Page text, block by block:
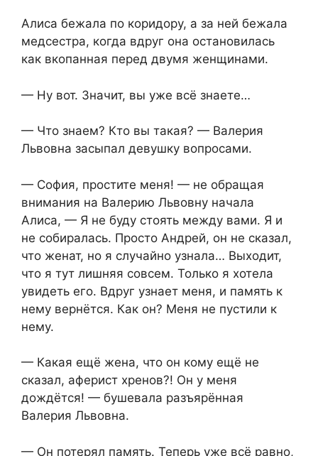
​Алиса бежала по коридору, а за ней бежала
медсестра, когда вдруг она остановилась
как вкопанная перед двумя женщинами.​
​— Ну вот. Значит, вы уже всё знаете…​
​— Что знаем? Кто вы такая? — Валерия
Львовна засыпал девушку вопросами.​
​— София, простите меня! — не обращая
внимания на Валерию Львовну начала
Алиса, — Я не буду стоять между вами. Я и
не собиралась. Просто Андрей, он не сказал,
что женат, но я случайно узнала… Выходит,
что я тут лишняя совсем. Только я хотела
увидеть его. Вдруг узнает меня, и память к
нему вернётся. Как он? Меня не пустили к
нему.​
​— Какая ещё жена, что он кому ещё не
сказал, аферист хренов?! Он у меня
дождётся! — бушевала разъярённая
Валерия Львовна.​
​— Он потерял память. Теперь уже всё равно,